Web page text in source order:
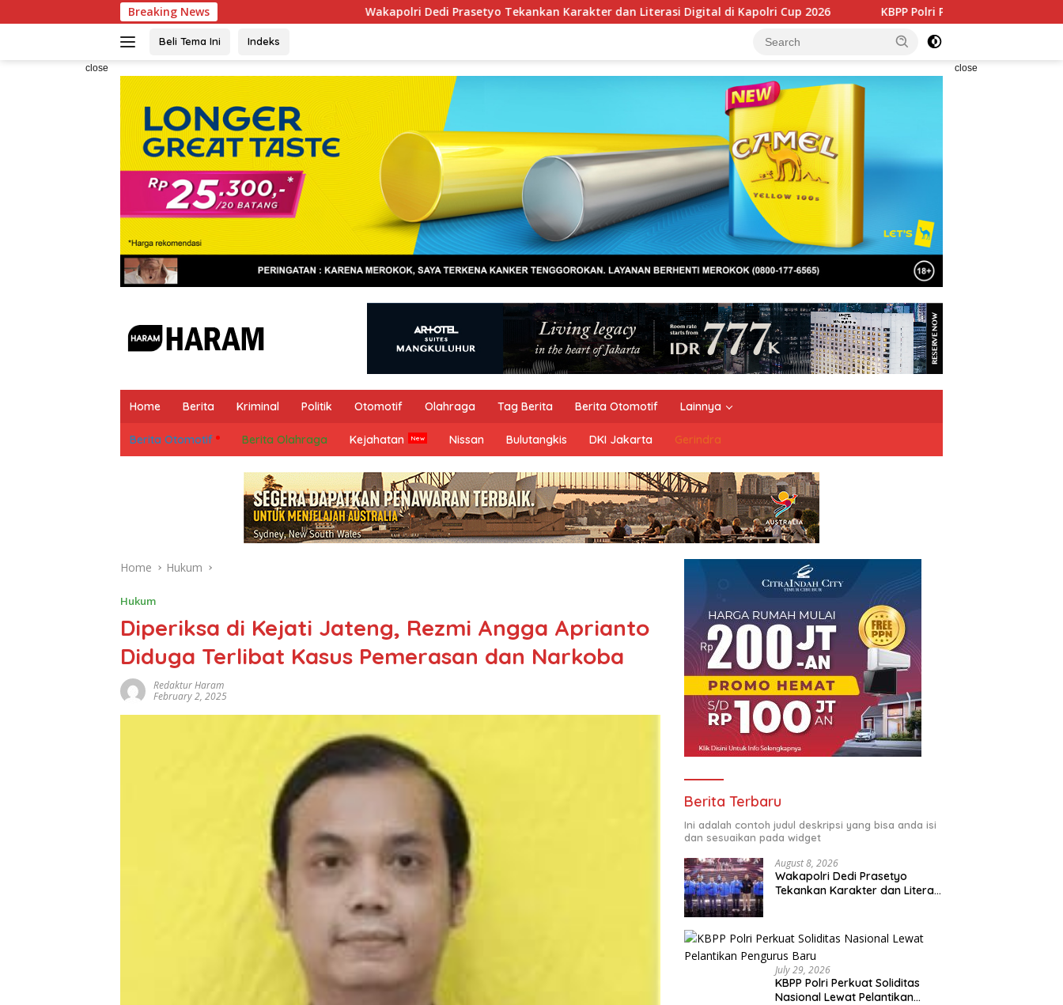
to
Breaking News Wakapolri Dedi Prasetyo Tekankan Karakter dan Literasi Digital di Kapolri Cup 2026 KBPP Polri Perkuat Soliditas Nasional Lewat
Beli Tema Ini Indeks
close close
Home Berita Kriminal Politik Otomotif Olahraga Tag Berita Berita Otomotif Lainnya
Berita Otomotif Berita Olahraga Kejahatan Nissan Bulutangkis DKI Jakarta Gerindra
Home Hukum
Hukum
Diperiksa di Kejati Jateng, Rezmi Angga Aprianto
Diduga Terlibat Kasus Pemerasan dan Narkoba
Redaktur Haram
February 2, 2025
Berita Terbaru
Ini adalah contoh judul deskripsi yang bisa anda isi
dan sesuaikan pada widget
August 8, 2026
Wakapolri Dedi Prasetyo
Tekankan Karakter dan Literasi
July 29, 2026
KBPP Polri Perkuat Soliditas
Nasional Lewat Pelantikan